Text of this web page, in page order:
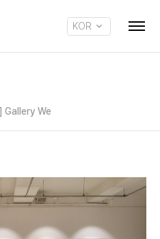
KOR
Gallery We